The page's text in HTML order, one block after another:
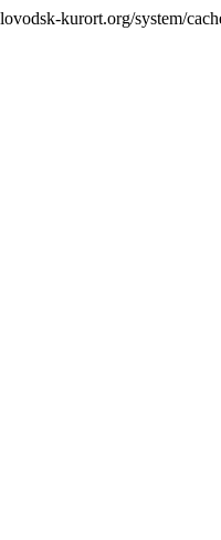
kurort.org/system/